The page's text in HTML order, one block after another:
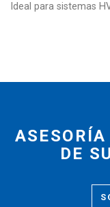
Ideal para sistemas
DE